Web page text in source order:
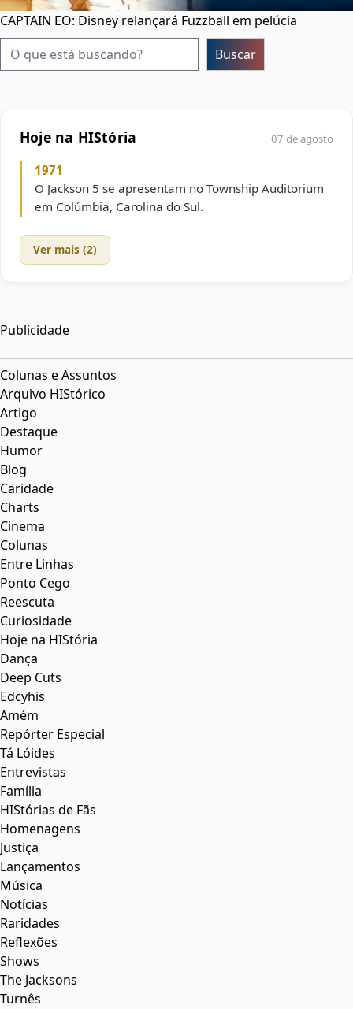
CAPTAIN EO: Disney relançará Fuzzball em pelúcia
Pesquisar
Buscar
Hoje na HIStória 07 de agosto
1971
O Jackson 5 se apresentam no Township Auditorium
em Colúmbia, Carolina do Sul.
Ver mais (2)
Publicidade
Colunas e Assuntos
Arquivo HIStórico
Artigo
Destaque
Humor
Blog
Caridade
Charts
Cinema
Colunas
Entre Linhas
Ponto Cego
Reescuta
Curiosidade
Hoje na HIStória
Dança
Deep Cuts
Edcyhis
Amém
Repórter Especial
Tá Lóides
Entrevistas
Família
HIStórias de Fãs
Homenagens
Justiça
Lançamentos
Música
Notícias
Raridades
Reflexões
Shows
The Jacksons
Turnês